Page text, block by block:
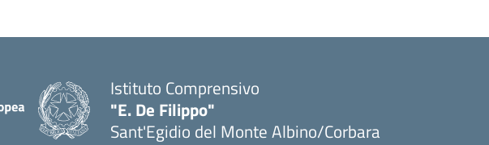
Istituto Comprensivo
"E. De Filippo"
Sant'Egidio del Monte Albino/Corbara